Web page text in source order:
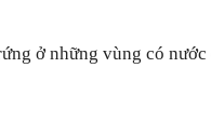
ở những vùng có